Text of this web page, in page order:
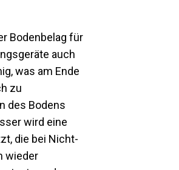
Bodenbelag für
auch
was am Ende
zu
des Bodens
wird eine
die bei Nicht-
wieder